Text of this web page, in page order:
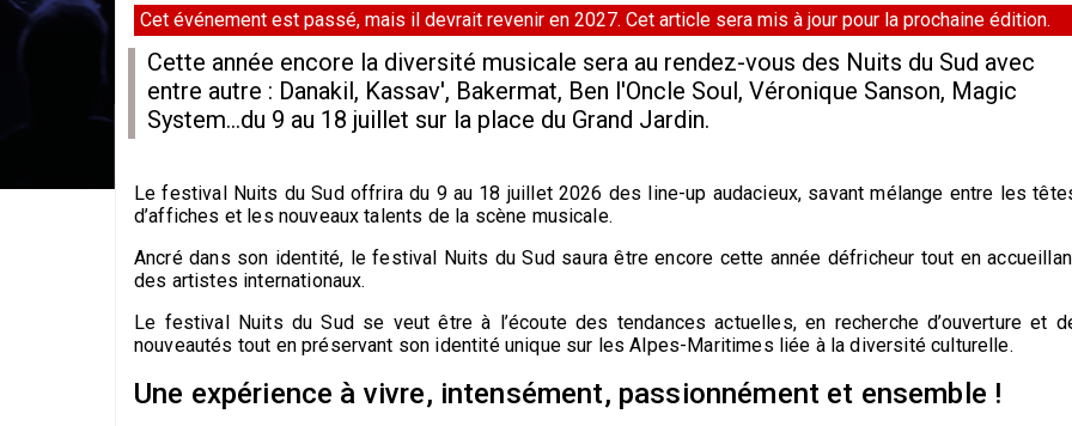
Cet événement est passé, mais il devrait revenir en 2027. Cet article sera mis à jour pour la prochaine édition.
Cette année encore la diversité musicale sera au rendez-vous des Nuits du Sud avec
entre autre : Danakil, Kassav', Bakermat, Ben l'Oncle Soul, Véronique Sanson, Magic
System...du 9 au 18 juillet sur la place du Grand Jardin.
Le festival Nuits du Sud offrira du 9 au 18 juillet 2026 des line-up audacieux, savant mélange entre les
d’affiches et les nouveaux talents de la scène musicale.
Ancré dans son identité, le festival Nuits du Sud saura être encore cette année défricheur tout en
des artistes internationaux.
Le festival Nuits du Sud se veut être à l’écoute des tendances actuelles, en recherche d’ouverture et
nouveautés tout en préservant son identité unique sur les Alpes-Maritimes liée à la diversité culturelle.
Une expérience à vivre, intensément, passionnément et ensemble !